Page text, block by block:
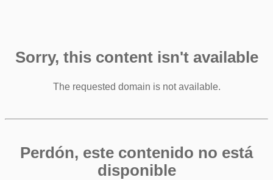
Sorry, this content isn't available
The requested domain is not available.
Perdón, este contenido no está
disponible